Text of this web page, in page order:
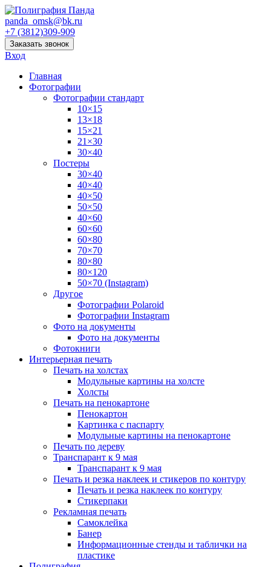
panda_omsk@bk.ru
+7 (3812)309-909
Заказать звонок
Вход
Главная
Фотографии
Фотографии стандарт
10×15
13×18
15×21
21×30
30×40
Постеры
30×40
40×40
40×50
50×50
40×60
60×60
60×80
70×70
80×80
80×120
50×70 (Instagram)
Другое
Фотографии Polaroid
Фотографии Instagram
Фото на документы
Фото на документы
Фотокниги
Интерьерная печать
Печать на холстах
Модульные картины на холсте
Холсты
Печать на пенокартоне
Пенокартон
Картинка с паспарту
Модульные картины на пенокартоне
Печать по дереву
Транспарант к 9 мая
Транспарант к 9 мая
Печать и резка наклеек и стикеров по контуру
Печать и резка наклеек по контуру
Стикерпаки
Рекламная печать
Самоклейка
Банер
Информационные стенды и таблички на
пластике